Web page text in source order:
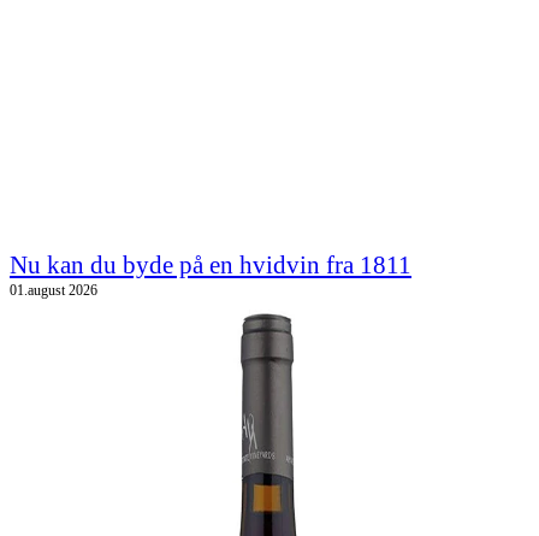
Nu kan du byde på en hvidvin fra 1811
01.august 2026